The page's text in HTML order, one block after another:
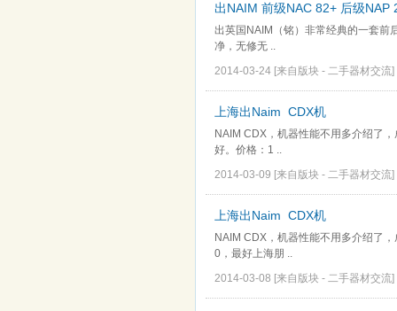
出NAIM 前级NAC 82+ 后级NAP
出英国NAIM（铭）非常经典的一套前
净，无修无 ..
2014-03-24 [来自版块 - 二手器材交流]
上海出Naim CDX机
NAIM CDX，机器性能不用多介绍了
好。价格：1 ..
2014-03-09 [来自版块 - 二手器材交流]
上海出Naim CDX机
NAIM CDX，机器性能不用多介绍了
0，最好上海朋 ..
2014-03-08 [来自版块 - 二手器材交流]